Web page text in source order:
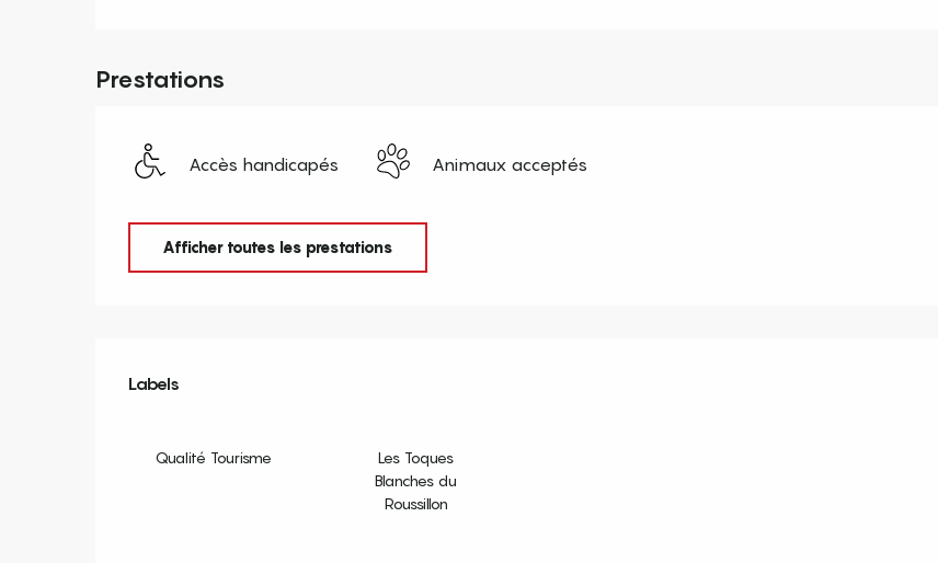
Prestations
Accès handicapés Animaux acceptés
Afficher toutes les prestations
Offres de prestations
Labels
Labels
Qualité Tourisme
Les Toques
Blanches du
Roussillon